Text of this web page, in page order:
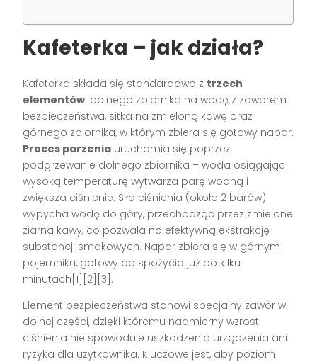
Kafeterka – jak działa?
Kafeterka składa się standardowo z trzech
elementów: dolnego zbiornika na wodę z zaworem
bezpieczeństwa, sitka na zmieloną kawę oraz
górnego zbiornika, w którym zbiera się gotowy napar.
Proces parzenia uruchamia się poprzez
podgrzewanie dolnego zbiornika – woda osiągając
wysoką temperaturę wytwarza parę wodną i
zwiększa ciśnienie. Siła ciśnienia (około 2 barów)
wypycha wodę do góry, przechodząc przez zmielone
ziarna kawy, co pozwala na efektywną ekstrakcję
substancji smakowych. Napar zbiera się w górnym
pojemniku, gotowy do spożycia już po kilku
minutach[1][2][3].
Element bezpieczeństwa stanowi specjalny zawór w
dolnej części, dzięki któremu nadmierny wzrost
ciśnienia nie spowoduje uszkodzenia urządzenia ani
ryzyka dla użytkownika. Kluczowe jest, aby poziom